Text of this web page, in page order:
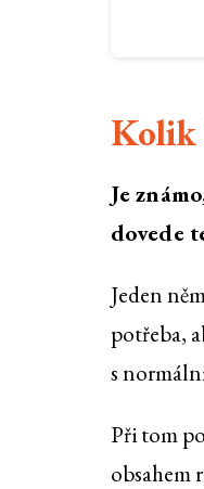
Kolik
Je
dovede
Jeden
potřeba,
s
Při tom
obsahem